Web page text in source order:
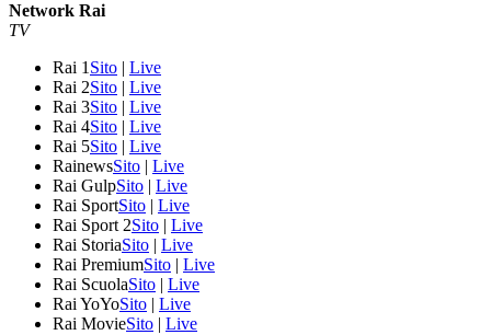
Network Rai
TV
Rai 1 Sito | Live
Rai 2Sito | Live
Rai 3Sito | Live
Rai 4Sito | Live
Rai 5Sito | Live
RainewsSito | Live
Rai GulpSito | Live
Rai SportSito | Live
Rai Sport 2Sito | Live
Rai StoriaSito | Live
Rai PremiumSito | Live
Rai ScuolaSito | Live
Rai YoYoSito | Live
Rai MovieSito | Live